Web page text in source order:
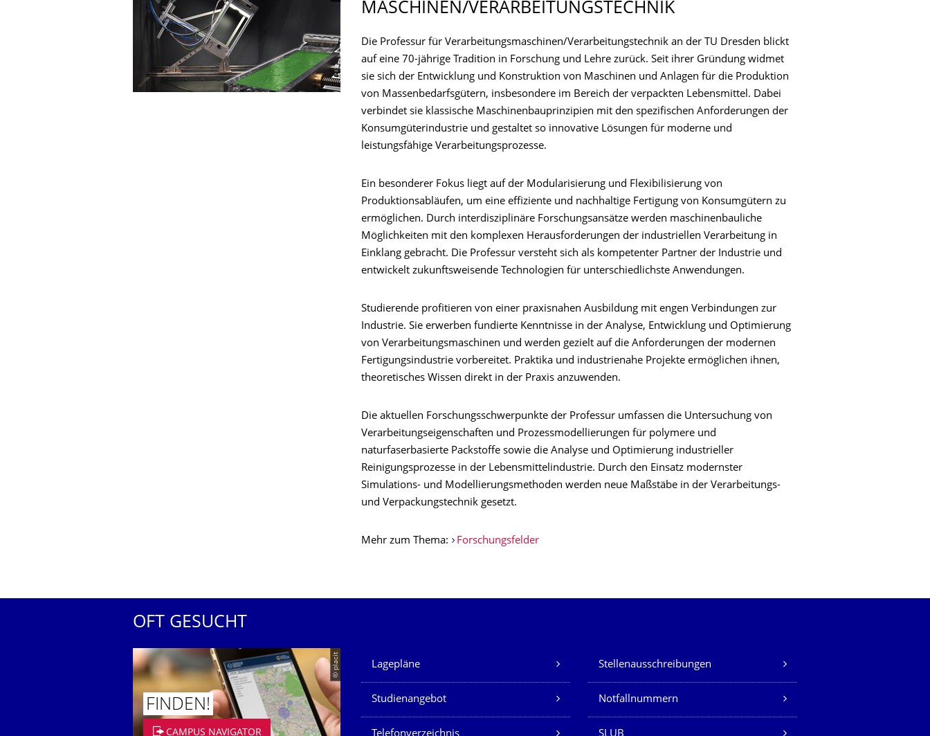
MASCHINEN/VERARBEITUNGS­TECHNIK
Die Professur für Verarbeitungsmaschinen/Verarbeitungstechnik an der TU Dresden blickt
auf eine 70-jährige Tradition in Forschung und Lehre zurück. Seit ihrer Gründung widmet
sie sich der Entwicklung und Konstruktion von Maschinen und Anlagen für die Produktion
von Massenbedarfsgütern, insbesondere im Bereich der verpackten Lebensmittel. Dabei
verbindet sie klassische Maschinenbauprinzipien mit den spezifischen Anforderungen der
Konsumgüterindustrie und gestaltet so innovative Lösungen für moderne und
leistungsfähige Verarbeitungsprozesse.
Ein besonderer Fokus liegt auf der Modularisierung und Flexibilisierung von
Produktionsabläufen, um eine effiziente und nachhaltige Fertigung von Konsumgütern zu
ermöglichen. Durch interdisziplinäre Forschungsansätze werden maschinenbauliche
Möglichkeiten mit den komplexen Herausforderungen der industriellen Verarbeitung in
Einklang gebracht. Die Professur versteht sich als kompetenter Partner der Industrie und
entwickelt zukunftsweisende Technologien für unterschiedlichste Anwendungen.
Studierende profitieren von einer praxisnahen Ausbildung mit engen Verbindungen zur
Industrie. Sie erwerben fundierte Kenntnisse in der Analyse, Entwicklung und Optimierung
von Verarbeitungsmaschinen und werden gezielt auf die Anforderungen der modernen
Fertigungsindustrie vorbereitet. Praktika und industrienahe Projekte ermöglichen ihnen,
theoretisches Wissen direkt in der Praxis anzuwenden.
Die aktuellen Forschungsschwerpunkte der Professur umfassen die Untersuchung von
Verarbeitungseigenschaften und Prozessmodellierungen für polymere und
naturfaserbasierte Packstoffe sowie die Analyse und Optimierung industrieller
Reinigungsprozesse in der Lebensmittelindustrie. Durch den Einsatz modernster
Simulations- und Modellierungsmethoden werden neue Maßstäbe in der Verarbeitungs-
und Verpackungstechnik gesetzt.
Mehr zum Thema: Forschungsfelder
OFT GESUCHT
© placit
FINDEN!
CAMPUS NAVIGATOR
Unsere Dienste
Lagepläne Stellenausschreibungen
Studienangebot Notfallnummern